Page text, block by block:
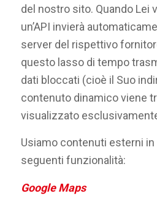
del nostro sito. Quando Lei
un’API invierà
server del rispettivo
questo lasso di tempo
dati bloccati (cioè il Suo
contenuto dinamico viene
visualizzato
Usiamo contenuti esterni
seguenti funzionalità:
Google Maps